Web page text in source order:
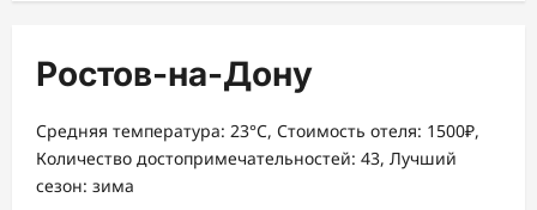
Ростов-на-Дону
Средняя температура: 23°C, Стоимость отеля: 1500₽,
Количество достопримечательностей: 43, Лучший
сезон: зима